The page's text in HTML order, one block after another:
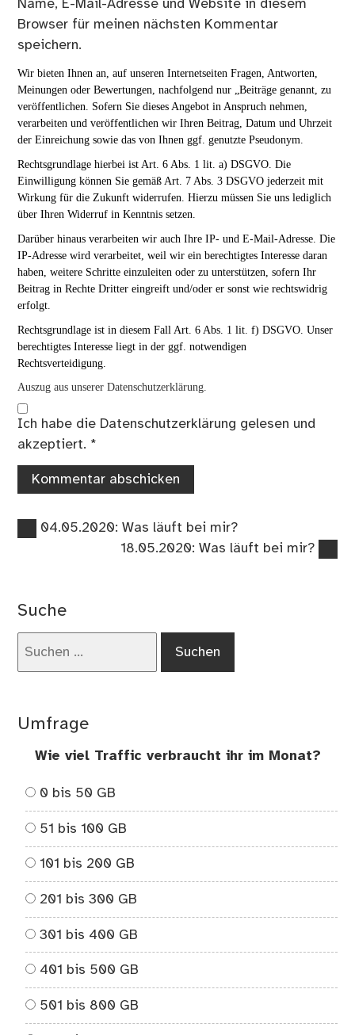
Name, E-Mail-Adresse und Website in diesem
Browser für meinen nächsten Kommentar
speichern.
Wir bieten Ihnen an, auf unseren Internetseiten Fragen, Antworten,
Meinungen oder Bewertungen, nachfolgend nur „Beiträge genannt, zu
veröffentlichen. Sofern Sie dieses Angebot in Anspruch nehmen,
verarbeiten und veröffentlichen wir Ihren Beitrag, Datum und Uhrzeit
der Einreichung sowie das von Ihnen ggf. genutzte Pseudonym.
Rechtsgrundlage hierbei ist Art. 6 Abs. 1 lit. a) DSGVO. Die
Einwilligung können Sie gemäß Art. 7 Abs. 3 DSGVO jederzeit mit
Wirkung für die Zukunft widerrufen. Hierzu müssen Sie uns lediglich
über Ihren Widerruf in Kenntnis setzen.
Darüber hinaus verarbeiten wir auch Ihre IP- und E-Mail-Adresse. Die
IP-Adresse wird verarbeitet, weil wir ein berechtigtes Interesse daran
haben, weitere Schritte einzuleiten oder zu unterstützen, sofern Ihr
Beitrag in Rechte Dritter eingreift und/oder er sonst wie rechtswidrig
erfolgt.
Rechtsgrundlage ist in diesem Fall Art. 6 Abs. 1 lit. f) DSGVO. Unser
berechtigtes Interesse liegt in der ggf. notwendigen
Rechtsverteidigung.
Auszug aus unserer Datenschutzerklärung.
Ich habe die Datenschutzerklärung gelesen und
akzeptiert. *
Beitragsnavigation
Vorheriger
04.05.2020: Was läuft bei mir?
Nächster
18.05.2020: Was läuft bei mir?
Suche
Umfrage
Wie viel Traffic verbraucht ihr im Monat?
0 bis 50 GB
51 bis 100 GB
101 bis 200 GB
201 bis 300 GB
301 bis 400 GB
401 bis 500 GB
501 bis 800 GB